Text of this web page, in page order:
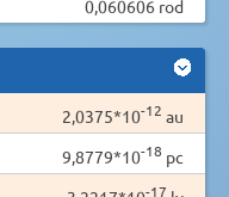
0,060606 rod
2,0375*10-12 au
9,8779*10-18 pc
-17